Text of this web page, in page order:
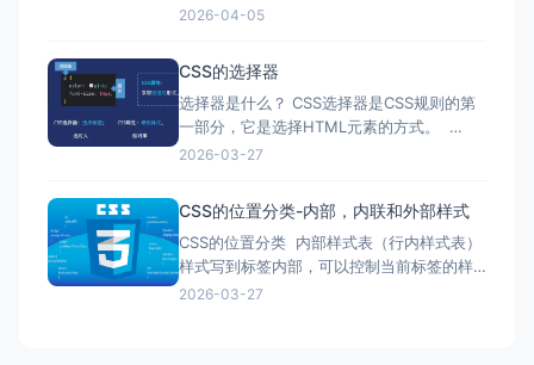
堆，属性一摞，光看文档或者教程，感觉懂
个瓶颈上，直到我发现了这个宝藏网站——
Grid Garden。 它不是那种正儿八经的教学
网站，而是一个游戏。一个让你心甘情愿写C
2026-04-05
CSS的选择器
选择器是什么？ CSS选择器是CSS规则的第
一部分，它是选择HTML元素的方式。
&lt;html&gt; &lt;body&gt; &lt;p&gt;选我
&lt;span&gt;或
2026-03-27
CSS的位置分类-内部，内联和外部样式
CSS的位置分类 内部样式表（行内样式表）
样式写到标签内部，可以控制当前标签的样
式，特殊情况使用 &lt;!DOCTYPE html&gt;
2026-03-27